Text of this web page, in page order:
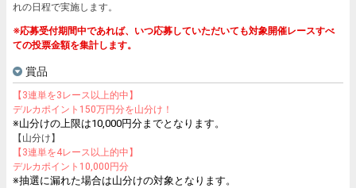
れの日程で実施します。
※応募受付期間中であれば、いつ応募していただいても対象開催レースすべ
ての投票金額を集計します。
賞品
【3連単を3レース以上的中】
デルカポイント150万円分を山分け！
※山分けの上限は10,000円分までとなります。
【山分け】
【3連単を4レース以上的中】
デルカポイント10,000円分
※抽選に漏れた場合は山分けの対象となります。